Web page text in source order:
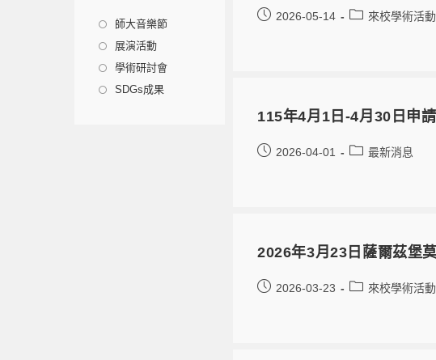
師大音樂節
展演活動
學術研討會
SDGs成果
2026-05-14 來校學術活動
115年4月1日-4月30日申
2026-04-01 最新消息
2026年3月23日薩爾茲堡
2026-03-23 來校學術活動